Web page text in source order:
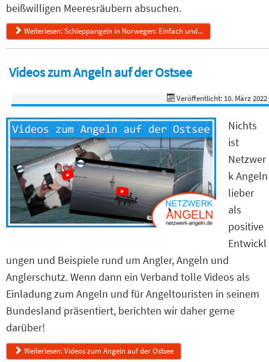
beißwilligen Meeresräubern absuchen.
Weiterlesen: Schleppangeln in Norwegen: Einfach und...
Videos zum Angeln auf der Ostsee
Veröffentlicht: 10. März 2022
Nichts
ist
Netzwer
k Angeln
lieber
als
positive
Entwickl
ungen und Beispiele rund um Angler, Angeln und
Anglerschutz. Wenn dann ein Verband tolle Videos als
Einladung zum Angeln und für Angeltouristen in seinem
Bundesland präsentiert, berichten wir daher gerne
darüber!
Weiterlesen: Videos zum Angeln auf der Ostsee